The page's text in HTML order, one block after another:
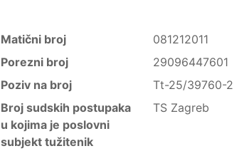
Matični broj
081212011
Porezni broj
29096447601
Poziv na broj
Tt-25/39760-2
Broj sudskih postupaka
u kojima je poslovni
subjekt tužitenik
TS Zagreb